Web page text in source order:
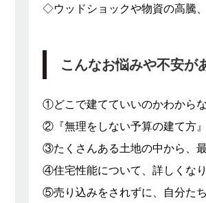
◇ウッドショックや物資の高騰
こんなお悩みや不安が
①どこで建てていいのかわから
②『無理をしない予算の建て方
③たくさんある土地の中から、
④住宅性能について、詳しくな
⑤売り込みをされずに、自分た